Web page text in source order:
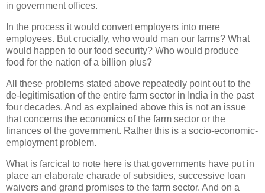
in government offices.
In the process it would convert employers into mere
employees. But crucially, who would man our farms? What
would happen to our food security? Who would produce
food for the nation of a billion plus?
All these problems stated above repeatedly point out to the
de-legitimisation of the entire farm sector in India in the past
four decades. And as explained above this is not an issue
that concerns the economics of the farm sector or the
finances of the government. Rather this is a socio-economic-
employment problem.
What is farcical to note here is that governments have put in
place an elaborate charade of subsidies, successive loan
waivers and grand promises to the farm sector. And on a